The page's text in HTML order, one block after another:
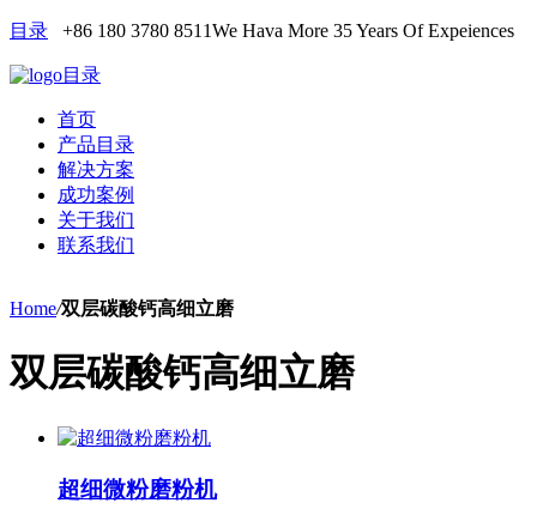
目录 +86 180 3780 8511We Hava More 35 Years Of Expeiences
目录
首页
产品目录
解决方案
成功案例
关于我们
联系我们
Home/双层碳酸钙高细立磨
双层碳酸钙高细立磨
超细微粉磨粉机